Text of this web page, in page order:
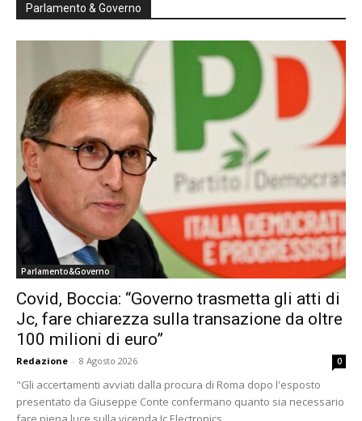
Parlamento & Governo
Parlamento&Governo
Covid, Boccia: “Governo trasmetta gli atti di
Jc, fare chiarezza sulla transazione da oltre
100 milioni di euro”
Redazione - 8 Agosto 2026 0
"Gli accertamenti avviati dalla procura di Roma dopo l'esposto
presentato da Giuseppe Conte confermano quanto sia necessario